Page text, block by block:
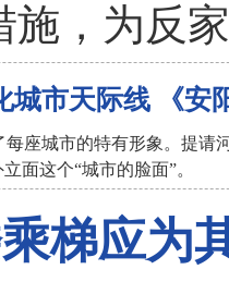
施，为反
城市天际线 《
座城市的特有形象。提
面这个“城市的脸面”。
梯应为